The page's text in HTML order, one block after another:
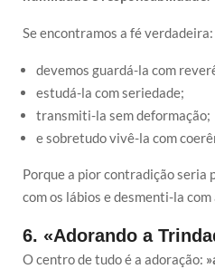
Se encontramos a fé verdadeira:
devemos guardá-la com
estudá-la com seriedade;
transmiti-la sem deformação;
e sobretudo vivê-la com
Porque a pior contradição seria
com os lábios e desmenti-la com
6. «Adorando a
O centro de tudo é a adoração: